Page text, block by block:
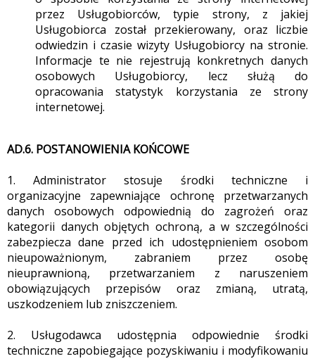
przez Usługobiorców, typie strony, z jakiej
Usługobiorca został przekierowany, oraz liczbie
odwiedzin i czasie wizyty Usługobiorcy na stronie.
Informacje te nie rejestrują konkretnych danych
osobowych Usługobiorcy, lecz służą do
opracowania statystyk korzystania ze strony
internetowej.
AD.6. POSTANOWIENIA KOŃCOWE
1. Administrator stosuje środki techniczne i
organizacyjne zapewniające ochronę przetwarzanych
danych osobowych odpowiednią do zagrożeń oraz
kategorii danych objętych ochroną, a w szczególności
zabezpiecza dane przed ich udostępnieniem osobom
nieupoważnionym, zabraniem przez osobę
nieuprawnioną, przetwarzaniem z naruszeniem
obowiązujących przepisów oraz zmianą, utratą,
uszkodzeniem lub zniszczeniem.
2. Usługodawca udostępnia odpowiednie środki
techniczne zapobiegające pozyskiwaniu i modyfikowaniu